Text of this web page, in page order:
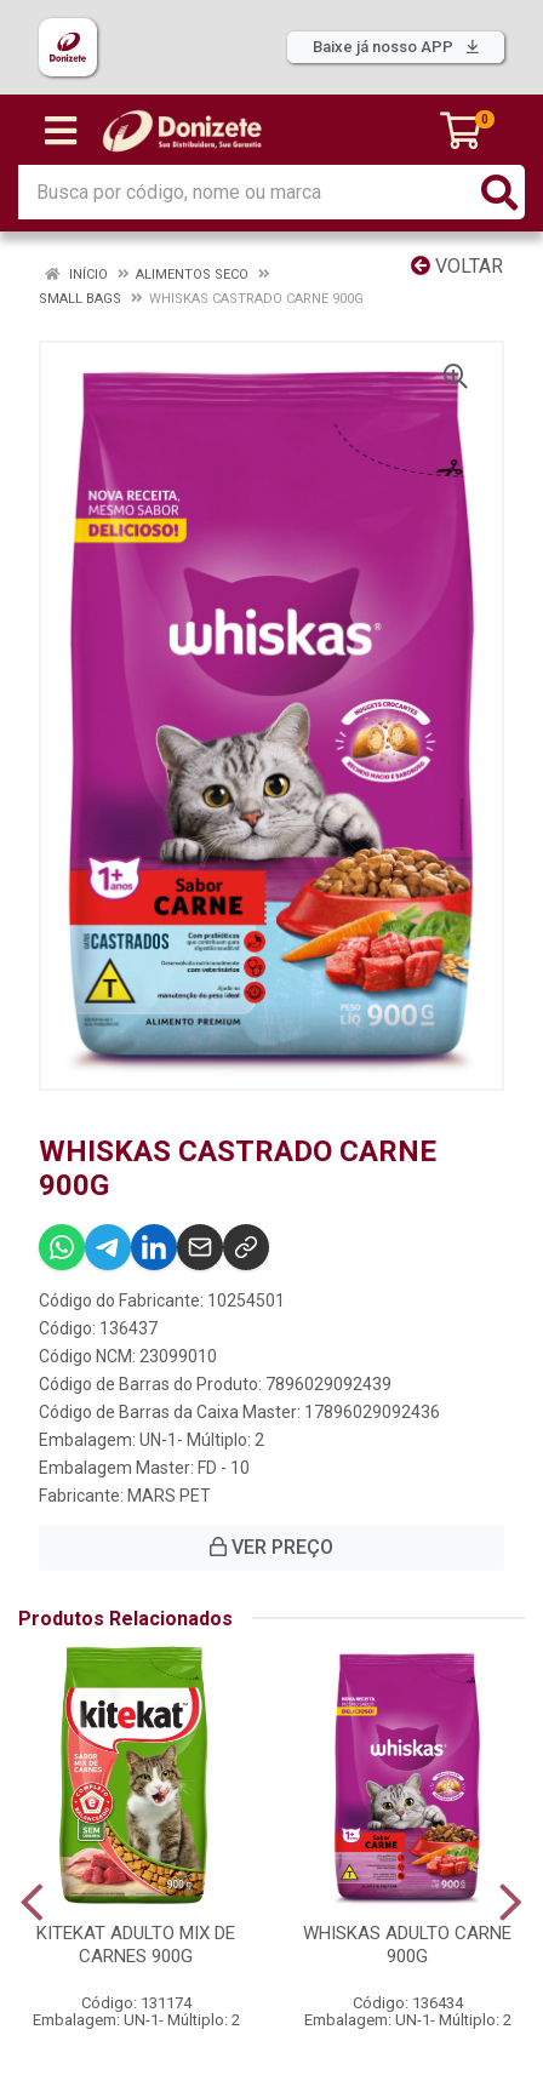
Baixe já nosso APP
0
VOLTAR
INÍCIO
ALIMENTOS SECO
SMALL BAGS
WHISKAS CASTRADO CARNE 900G
WHISKAS CASTRADO CARNE
900G
Código do Fabricante: 10254501
Código: 136437
Código NCM: 23099010
Código de Barras do Produto: 7896029092439
Código de Barras da Caixa Master: 17896029092436
Embalagem: UN-1- Múltiplo: 2
Embalagem Master: FD - 10
Fabricante: MARS PET
VER PREÇO
Produtos Relacionados
KITEKAT ADULTO MIX DE
CARNES 900G
Código: 131174
Embalagem: UN-1- Múltiplo: 2
WHISKAS ADULTO CARNE
900G
Código: 136434
Embalagem: UN-1- Múltiplo: 2